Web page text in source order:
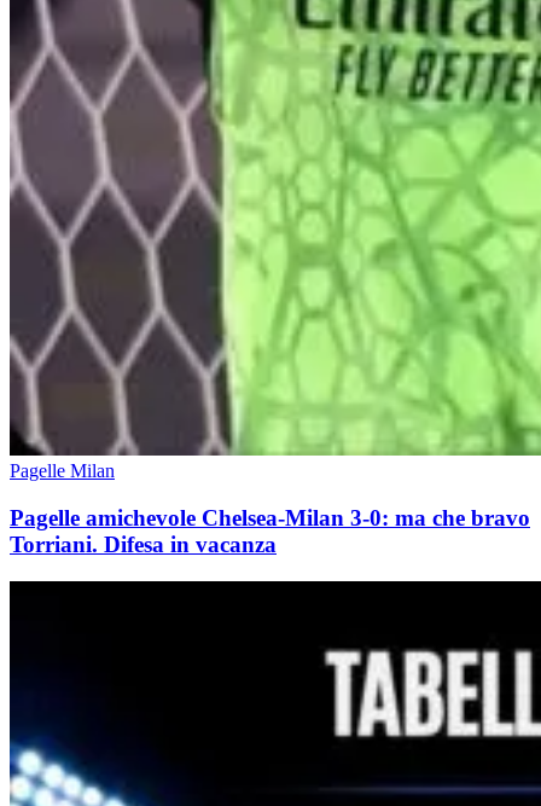
Pagelle Milan
Pagelle amichevole Chelsea-Milan 3-0: ma che bravo
Torriani. Difesa in vacanza